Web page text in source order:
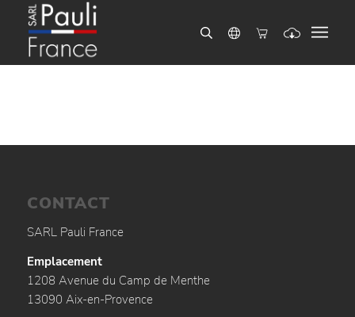
CONTACT
SARL Pauli France
Emplacement
1208 Avenue du Camp de Menthe
13090 Aix-en-Provence